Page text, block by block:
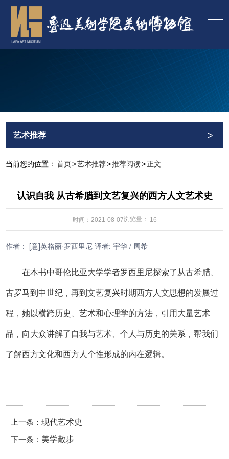
艺术推荐 >
当前您的位置： 首页>艺术推荐>推荐阅读>正文
认识自我 从古希腊到文艺复兴的西方人文艺术史
时间：2021-08-07浏览量： 16
作者： [意]英格丽·罗西里尼 译者: 宇华 / 周希
在本书中哥伦比亚大学学者罗西里尼探索了从古希腊、
古罗马到中世纪，再到文艺复兴时期西方人文思想的发展过
程，她以横跨历史、艺术和心理学的方法，引用大量艺术
品，向大众讲解了自我与艺术、个人与历史的关系，帮我们
了解西方文化和西方人个性形成的内在逻辑。
上一条：现代艺术史
下一条： 美学散步